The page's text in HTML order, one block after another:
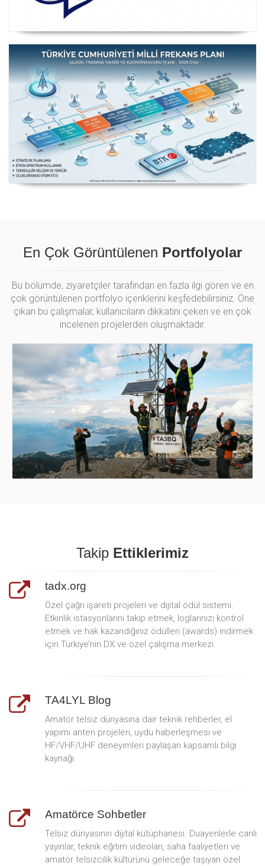
Posta ve Telekomünikasyon İdareleri Avrupa Konferansı
Milli Frekans Planı
En Çok Görüntülenen Portfolyolar
Bu bölümde, ziyaretçiler tarafından en fazla ilgi gören ve en
çok görüntülenen portfolyo içeriklerini keşfedebilirsiniz. Öne
çıkan bu çalışmalar, kullanıcıların dikkatini çeken ve en çok
incelenen projelerden oluşmaktadır.
Takip Ettiklerimiz
tadx.org
Özel çağrı işareti projeleri ve dijital ödül sistemi.
Etkinlik istasyonlarını takip etmek, loglarınızı kontrol
etmek ve hak kazandığınız ödülleri (awards) indirmek
için Türkiye’nin DX ve özel çalışma merkezi.
TA4LYL Blog
Amatör telsiz dünyasına dair teknik rehberler, el
yapımı anten projeleri, uydu haberleşmesi ve
HF/VHF/UHF deneyimleri paylaşan kapsamlı bilgi
kaynağı.
Amatörce Sohbetler
Telsiz dünyasının dijital kütüphanesi. Duayenlerle canlı
yayınlar, teknik eğitim videoları, saha faaliyetleri ve
amatör telsizcilik kültürünü geleceğe taşıyan özel